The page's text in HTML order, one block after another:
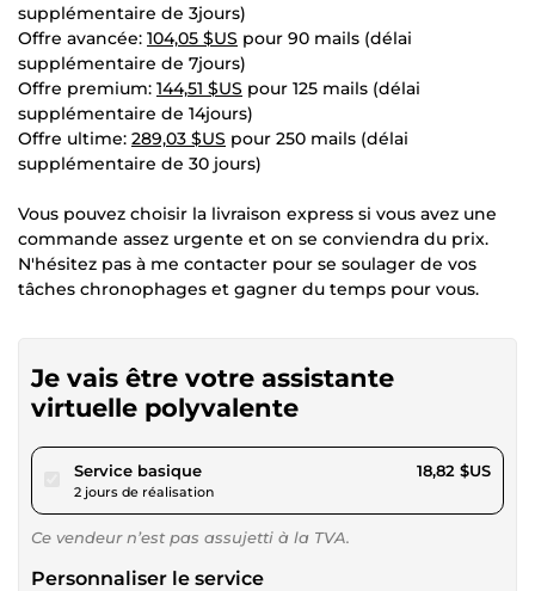
supplémentaire de 3jours)
Offre avancée: 104,05 $US pour 90 mails (délai
supplémentaire de 7jours)
Offre premium: 144,51 $US pour 125 mails (délai
supplémentaire de 14jours)
Offre ultime: 289,03 $US pour 250 mails (délai
supplémentaire de 30 jours)
Vous pouvez choisir la livraison express si vous avez une
commande assez urgente et on se conviendra du prix.
N'hésitez pas à me contacter pour se soulager de vos
tâches chronophages et gagner du temps pour vous.
Je vais être votre assistante
virtuelle polyvalente
Service basiquepour 17,34 $US
2 jours de réalisation
18,82 $US
Ce vendeur n’est pas assujetti à la TVA.
Personnaliser le service